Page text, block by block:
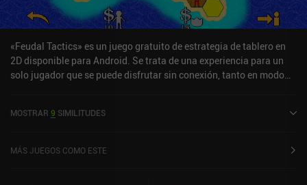
«Feudal Tactics» es un juego gratuito de estrategia de tablero en
2D disponible para Android. Se trata de una experiencia para un
solo jugador que se puede disfrutar sin conexión, tanto en modo
Google Play.
MOSTRAR 9 SIMILITUDES
MÁS JUEGOS COMO ESTE